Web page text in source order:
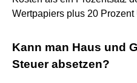
Wertpapiers plus 20
Kann man Haus und
Steuer absetzen?